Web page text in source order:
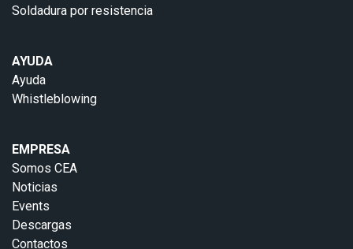
Soldadura por resistencia
AYUDA
Ayuda
Whistleblowing
EMPRESA
Somos CEA
Noticias
Events
Descargas
Contactos